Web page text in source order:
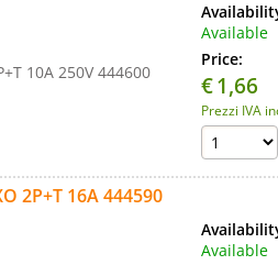
10A 250V 444600
Available
Price:
€1,66
Prezzi IVA
2P+T 16A 444590
Available